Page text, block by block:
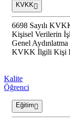
KVKK
6698 Sayılı
Kişisel Verilerin
Genel
KVKK İlgili Kişi
Kalite
Öğrenci
Eğitim